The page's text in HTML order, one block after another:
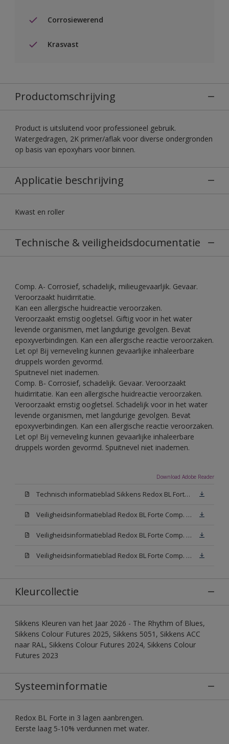
Corrosiewerend
Krasvast
Productomschrijving
Product is uitsluitend voor professioneel gebruik.
Watergedragen, 2K primer/aflak voor diverse ondergronden
op basis van epoxyhars voor binnen.
Applicatie beschrijving
Kwast en roller
Technische & veiligheidsdocumentatie
Comp. A- Corrosief, schadelijk, milieugevaarljik. Gevaar.
Veroorzaakt huidirritatie.
Kan een allergische huidreactie veroorzaken.
Veroorzaakt ernstig oogletsel. Giftig voor in het water
levende organismen, met langdurige gevolgen. Bevat
epoxyverbindingen. Kan een allergische reactie veroorzaken.
Let op! Bij verneveling kunnen gevaarlijke inhaleerbare
druppels worden gevormd.
Spuitnevel niet inademen.
Comp. B- Corrosief, schadelijk. Gevaar. Veroorzaakt
huidirritatie. Kan een allergische huidreactie veroorzaken.
Veroorzaakt ernstig oogletsel. Schadelijk voor in het water
levende organismen, met langdurige gevolgen. Bevat
epoxyverbindingen. Kan een allergische reactie veroorzaken.
Let op! Bij verneveling kunnen gevaarlijke inhaleerbare
druppels worden gevormd. Spuitnevel niet inademen.
Download Adobe Reader
Technisch informatieblad Sikkens Redox BL Forte (PDF)
Veiligheidsinformatieblad Redox BL Forte Comp. B (MSDS)
Veiligheidsinformatieblad Redox BL Forte Comp. -A W05 (MSDS)
Veiligheidsinformatieblad Redox BL Forte Comp. -A N00 (MSDS)
Kleurcollectie
Sikkens Kleuren van het Jaar 2026 - The Rhythm of Blues,
Sikkens Colour Futures 2025, Sikkens 5051, Sikkens ACC
naar RAL, Sikkens Colour Futures 2024, Sikkens Colour
Futures 2023
Systeeminformatie
Redox BL Forte in 3 lagen aanbrengen.
Eerste laag 5-10% verdunnen met water.